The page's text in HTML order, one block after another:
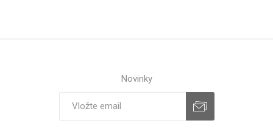
Novinky